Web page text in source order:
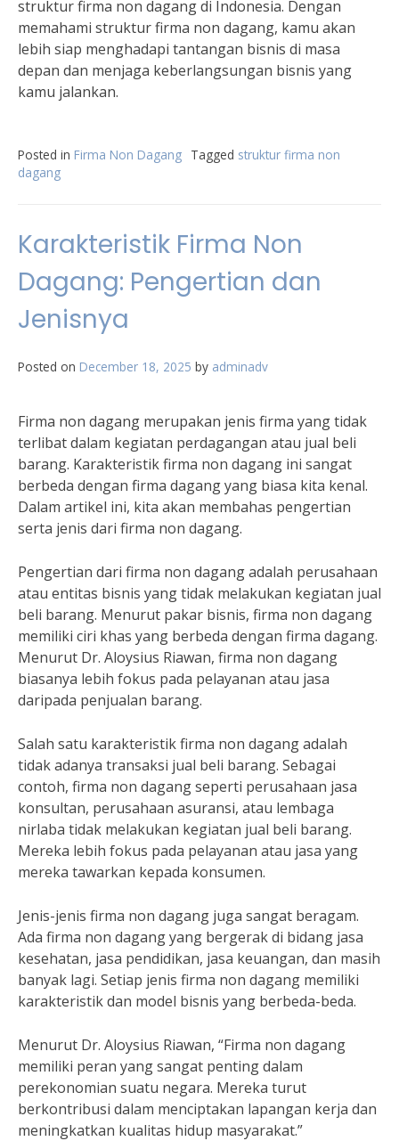
struktur firma non dagang di Indonesia. Dengan
memahami struktur firma non dagang, kamu akan
lebih siap menghadapi tantangan bisnis di masa
depan dan menjaga keberlangsungan bisnis yang
kamu jalankan.
Posted in Firma Non Dagang Tagged struktur firma non
dagang
Karakteristik Firma Non
Dagang: Pengertian dan
Jenisnya
Posted on December 18, 2025 by adminadv
Firma non dagang merupakan jenis firma yang tidak
terlibat dalam kegiatan perdagangan atau jual beli
barang. Karakteristik firma non dagang ini sangat
berbeda dengan firma dagang yang biasa kita kenal.
Dalam artikel ini, kita akan membahas pengertian
serta jenis dari firma non dagang.
Pengertian dari firma non dagang adalah perusahaan
atau entitas bisnis yang tidak melakukan kegiatan jual
beli barang. Menurut pakar bisnis, firma non dagang
memiliki ciri khas yang berbeda dengan firma dagang.
Menurut Dr. Aloysius Riawan, firma non dagang
biasanya lebih fokus pada pelayanan atau jasa
daripada penjualan barang.
Salah satu karakteristik firma non dagang adalah
tidak adanya transaksi jual beli barang. Sebagai
contoh, firma non dagang seperti perusahaan jasa
konsultan, perusahaan asuransi, atau lembaga
nirlaba tidak melakukan kegiatan jual beli barang.
Mereka lebih fokus pada pelayanan atau jasa yang
mereka tawarkan kepada konsumen.
Jenis-jenis firma non dagang juga sangat beragam.
Ada firma non dagang yang bergerak di bidang jasa
kesehatan, jasa pendidikan, jasa keuangan, dan masih
banyak lagi. Setiap jenis firma non dagang memiliki
karakteristik dan model bisnis yang berbeda-beda.
Menurut Dr. Aloysius Riawan, “Firma non dagang
memiliki peran yang sangat penting dalam
perekonomian suatu negara. Mereka turut
berkontribusi dalam menciptakan lapangan kerja dan
meningkatkan kualitas hidup masyarakat.”